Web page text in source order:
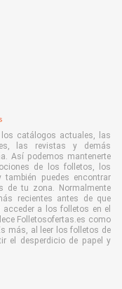
los catálogos actuales, las
las revistas y demás
Así podemos mantenerte
de los folletos, los
puedes encontrar
de tu zona. Normalmente
recientes antes de que
acceder a los folletos en el
Folletosofertas.es como
más, al leer los folletos de
el desperdicio de papel y